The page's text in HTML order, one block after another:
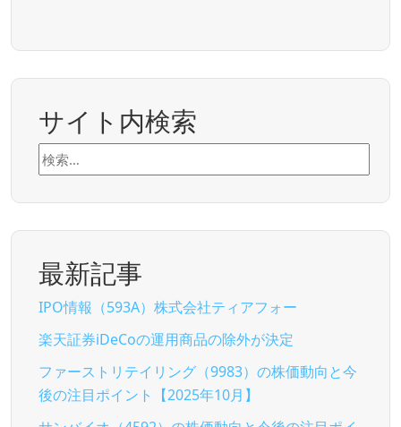
サイト内検索
検
索:
最新記事
IPO情報（593A）株式会社ティアフォー
楽天証券iDeCoの運用商品の除外が決定
ファーストリテイリング（9983）の株価動向と今
後の注目ポイント【2025年10月】